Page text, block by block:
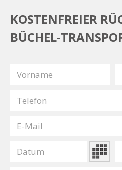
KOSTENFREIER
BÜCHEL-